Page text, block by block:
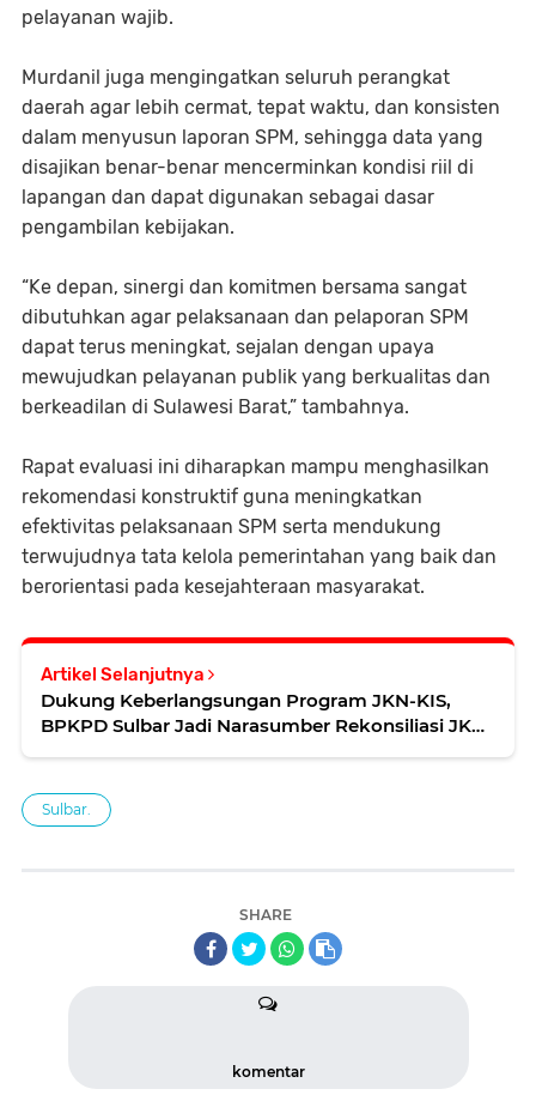
pelayanan wajib.
Murdanil juga mengingatkan seluruh perangkat
daerah agar lebih cermat, tepat waktu, dan konsisten
dalam menyusun laporan SPM, sehingga data yang
disajikan benar-benar mencerminkan kondisi riil di
lapangan dan dapat digunakan sebagai dasar
pengambilan kebijakan.
“Ke depan, sinergi dan komitmen bersama sangat
dibutuhkan agar pelaksanaan dan pelaporan SPM
dapat terus meningkat, sejalan dengan upaya
mewujudkan pelayanan publik yang berkualitas dan
berkeadilan di Sulawesi Barat,” tambahnya.
Rapat evaluasi ini diharapkan mampu menghasilkan
rekomendasi konstruktif guna meningkatkan
efektivitas pelaksanaan SPM serta mendukung
terwujudnya tata kelola pemerintahan yang baik dan
berorientasi pada kesejahteraan masyarakat.
Artikel Selanjutnya
Dukung Keberlangsungan Program JKN-KIS,
BPKPD Sulbar Jadi Narasumber Rekonsiliasi JKN
Sulbar.
SHARE
komentar